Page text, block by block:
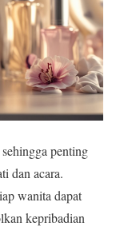
penting
dan acara.
wanita dapat
kepribadian